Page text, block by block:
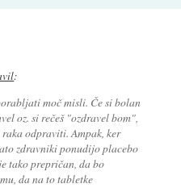
:
moč misli. Če si bolan
oz. si rečeš "ozdravel bom",
raka odpraviti. Ampak, ker
zdravniki ponudijo placebo
tako prepričan, da bo
da na to tabletke